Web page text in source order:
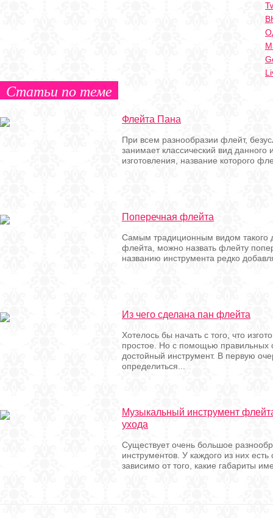
Статьи по теме
Флейта Пана
При всем разнообразии флейт,
занимает классический вид данного
изготовления, название которого
Поперечная флейта
Самым традиционным видом такого
флейта, можно назвать флейту
названию инструмента редко
Из чего сделана пан флейта
Хотелось бы начать с того, что
простое. Но с помощью правильных
достойный инструмент. В первую
определиться...
Музыкальный инструмент
ухода
Существует очень большое
инструментов. У каждого из них
зависимо от того, какие габариты